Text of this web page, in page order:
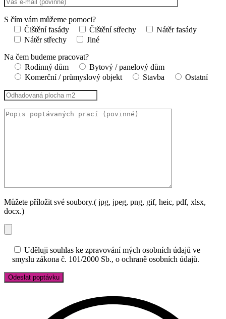
S čím vám můžeme pomoci?
Čištění fasády
Čištění střechy
Nátěr fasády
Nátěr střechy
Jiné
Na čem budeme pracovat?
Rodinný dům
Bytový / panelový dům
Komerční / průmyslový objekt
Stavba Ostatní
Můžete příložit své soubory.( jpg, jpeg, png, gif, heic, pdf, xlsx,
docx.)
Uděluji souhlas ke zpravování mých osobních údajů ve
smyslu zákona č. 101/2000 Sb., o ochraně osobních údajů.